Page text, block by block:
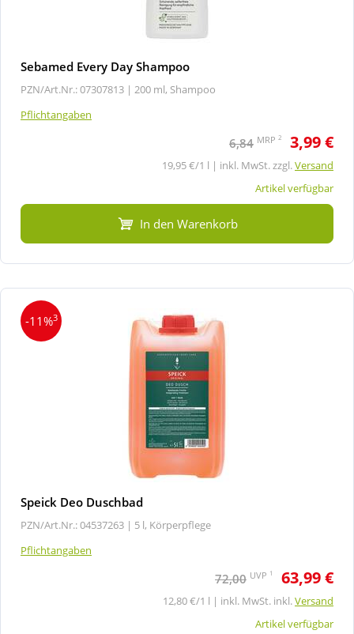
Sebamed Every Day Shampoo
PZN/Art.Nr.: 07307813 | 200 ml, Shampoo
Pflichtangaben
6,84 MRP 2 3,99 €
19,95 €/1 l | inkl. MwSt. zzgl.Versand
Artikel verfügbar
In den Warenkorb
-11%3
Speick Deo Duschbad
PZN/Art.Nr.: 04537263 | 5 l, Körperpflege
Pflichtangaben
72,00 UVP 1 63,99 €
12,80 €/1 l | inkl. MwSt. inkl.Versand
Artikel verfügbar